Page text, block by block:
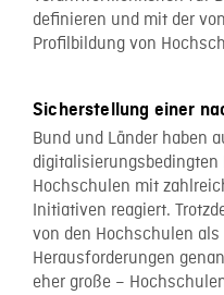
definieren und mit der
Profilbildung von
Sicherstellung einer
Bund und Länder haben
Hochschulen mit
Initiativen reagiert.
von den Hochschulen
Herausforderungen
eher große –